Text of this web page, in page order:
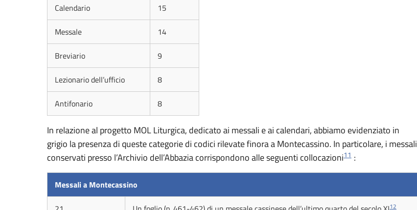
Calendario 15
Messale 14
Breviario 9
Lezionario dell’ufficio 8
Antifonario 8
In relazione al progetto MOL Liturgica, dedicato ai messali e ai calendari, abbiamo evidenziato in
grigio la presenza di queste categorie di codici rilevate finora a Montecassino. In particolare, i messali
conservati presso l’Archivio dell’Abbazia corrispondono alle seguenti collocazioni11 :
Messali a Montecassino
12